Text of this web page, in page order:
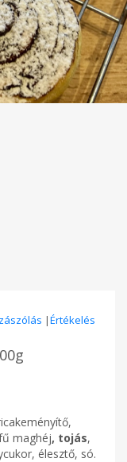
|Értékelés
maghéj, tojás,
élesztő, só.